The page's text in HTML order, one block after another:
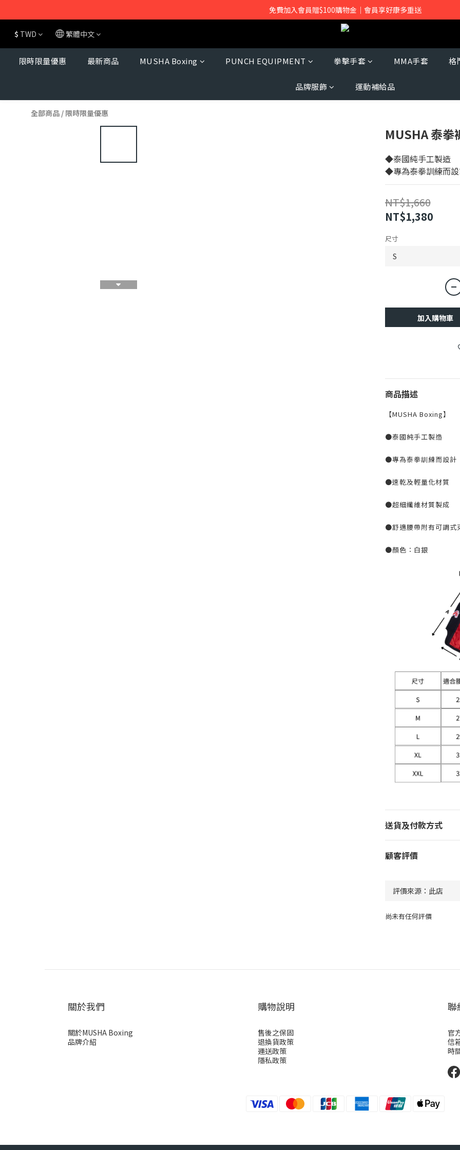
免費加入會員贈$100購物金｜會員享好康多重送
$ TWD 繁體中文
限時限量優惠 最新商品 MUSHA Boxing PUNCH EQUIPMENT 拳擊手套 MMA手套 格
品牌服飾 運動補給品
全部商品 / 限時限量優惠
MUSHA 泰拳
◆泰國純手工製造
◆專為泰拳訓練而
NT$1,660
NT$1,380
尺寸
加入購物車
商品描述
【MUSHA Boxing】
●泰國純手工製造
●專為泰拳訓練而設計
●速乾及輕量化材質
●超細纖維材質製成
●舒適腰帶附有可調式
●顏色：白銀
送貨及付款方式
顧客評價
尚未有任何評價
關於我們
關於MUSHA Boxing
品牌介紹
購物說明
售後之保固
退換貨政策
運送政策
隱私政策
聯
官
信
時